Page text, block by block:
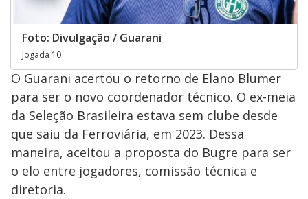
Foto: Divulgação / Guarani
Jogada 10
O Guarani acertou o retorno de Elano Blumer
para ser o novo coordenador técnico. O ex-meia
da Seleção Brasileira estava sem clube desde
que saiu da Ferroviária, em 2023. Dessa
maneira, aceitou a proposta do Bugre para ser
o elo entre jogadores, comissão técnica e
diretoria.